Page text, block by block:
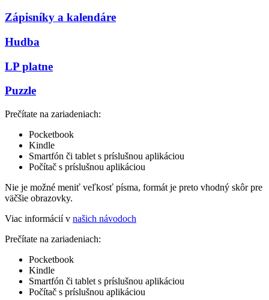
Zápisníky a kalendáre
Hudba
LP platne
Puzzle
Prečítate na zariadeniach:
Pocketbook
Kindle
Smartfón či tablet s príslušnou aplikáciou
Počítač s príslušnou aplikáciou
Nie je možné meniť veľkosť písma, formát je preto vhodný skôr pre
väčšie obrazovky.
Viac informácií v našich návodoch
Prečítate na zariadeniach:
Pocketbook
Kindle
Smartfón či tablet s príslušnou aplikáciou
Počítač s príslušnou aplikáciou